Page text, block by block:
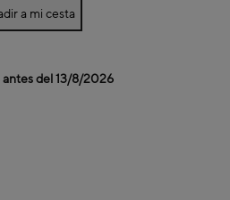
a mi cesta
del13/8/2026